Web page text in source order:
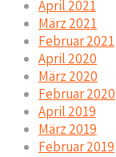
April 2021
März 2021
Februar 2021
April 2020
März 2020
Februar 2020
April 2019
März 2019
Februar 2019